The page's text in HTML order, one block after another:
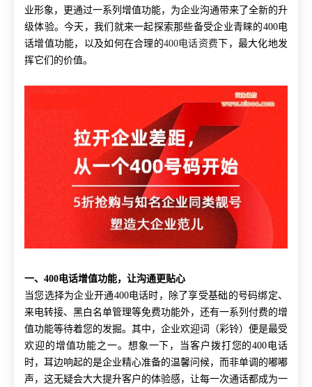
业形象，更通过一系列增值功能，为企业沟通带来了全新的升
级体验。今天，我们就来一起探索那些备受企业青睐的400电
话增值功能，以及如何在合理的400电话资费 下，最大化地发
挥它们的价值。
一、400电话增值功能，让沟通更贴心
当您选择为企业开通400电话时，除了享受基础的号码绑定、
来电转接、黑白名单管理等免费功能外，还有一系列付费的增
值功能等待着您的发掘。其中，企业欢迎词（彩铃）便是最受
欢迎的增值功能之一。想象一下，当客户拨打您的400电话
时，耳边响起的是企业精心准备的温馨问候，而非单调的嘟嘟
声，这无疑会大大提升客户的体验感，让每一次通话都成为一